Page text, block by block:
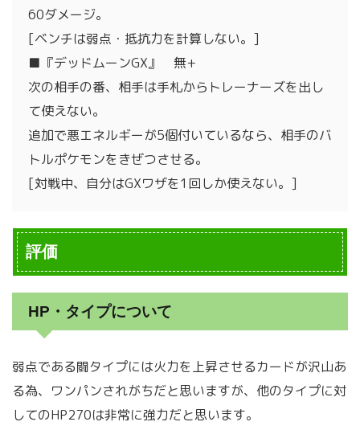
60ダメージ。
[ベンチは弱点・抵抗力を計算しない。]
■『デッドムーンGX』 無+
次の相手の番、相手は手札からトレーナーズを出し
て使えない。
追加で悪エネルギーが5個付いているなら、相手のバ
トルポケモンをきぜつさせる。
[対戦中、自分はGXワザを1回しか使えない。]
評価
HP・タイプについて
弱点である闘タイプには火力を上昇させるカードが沢山あ
る為、ワンパンされがちだと思いますが、他のタイプに対
してのHP270は非常に強力だと思います。